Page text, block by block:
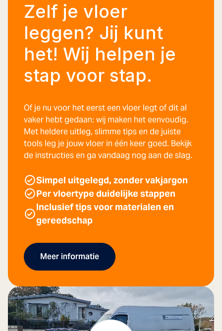
Zelf je vloer
leggen? Jij kunt
het! Wij helpen je
stap voor stap.
Of je nu voor het eerst een vloer legt of dit al
vaker hebt gedaan: wij maken het eenvoudig.
Met heldere uitleg, slimme tips en de juiste
tools leg je jouw vloer in één keer goed. Bekijk
de instructies en ga vandaag nog aan de slag.
Simpel uitgelegd, zonder vakjargon
Per vloertype duidelijke stappen
Inclusief tips voor materialen en
gereedschap
Meer informatie